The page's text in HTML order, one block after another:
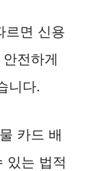
르면 신용
전하게
니다.
카드 배
있는 법적